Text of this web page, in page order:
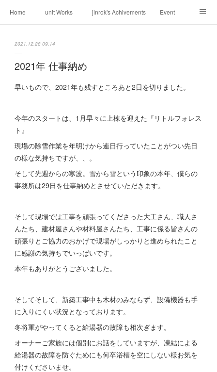
Home unit Works jinrok's Achivements Event
2021.12.28 09:14
2021年 仕事納め
早いもので、2021年も残すところあと2日を切りました。
今年のスタートは、1月早々に上棟を迎えた『リトルフォレス
ト』
現場の除雪作業を年明けから連日行っていたことがつい先日
の様な気持ちですが、、。
そして先週からの寒波。雪から雪という印象の本年、僕らの
事務所は29日を仕事納めとさせていただきます。
そして現場では工事を頑張ってくださった大工さん、職人さ
んたち、建材屋さんや材料屋さんたち、工事に係る皆さんの
頑張りとご協力のおかげで現場がしっかりと進められたこと
に感謝の気持ちでいっぱいです。
本年もありがとうございました。
そしてそして、新築工事中も木材のみならず、設備機器も手
に入りにくい状況となっております。
冬将軍がやってくると給湯器の故障も相次ぎます。
オーナーご家族には個別にお話をしていますが、凍結による
給湯器の故障を防ぐためにも何卒浴槽を空にしない様お気を
付けくださいませ。